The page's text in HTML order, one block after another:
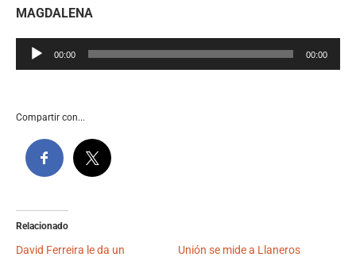
MAGDALENA
Reproductor
de
00:00 00:00
Compartir con...
Relacionado
David Ferreira le da un
Unión se mide a Llaneros